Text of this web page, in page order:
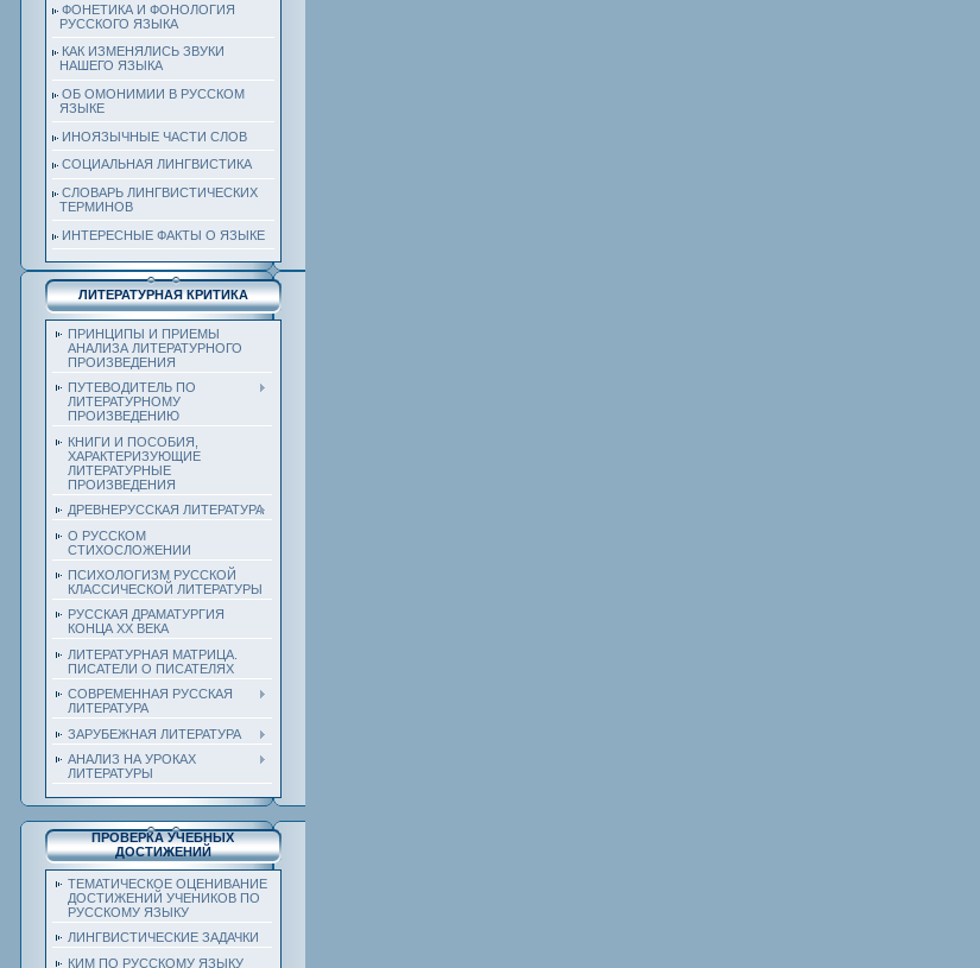
ФОНЕТИКА И ФОНОЛОГИЯ
РУССКОГО ЯЗЫКА
КАК ИЗМЕНЯЛИСЬ ЗВУКИ
НАШЕГО ЯЗЫКА
ОБ ОМОНИМИИ В РУССКОМ
ЯЗЫКЕ
ИНОЯЗЫЧНЫЕ ЧАСТИ СЛОВ
СОЦИАЛЬНАЯ ЛИНГВИСТИКА
СЛОВАРЬ ЛИНГВИСТИЧЕСКИХ
ТЕРМИНОВ
ИНТЕРЕСНЫЕ ФАКТЫ О ЯЗЫКЕ
ЛИТЕРАТУРНАЯ КРИТИКА
ПРИНЦИПЫ И ПРИЕМЫ
АНАЛИЗА ЛИТЕРАТУРНОГО
ПРОИЗВЕДЕНИЯ
ПУТЕВОДИТЕЛЬ ПО
ЛИТЕРАТУРНОМУ
ПРОИЗВЕДЕНИЮ
КНИГИ И ПОСОБИЯ,
ХАРАКТЕРИЗУЮЩИЕ
ЛИТЕРАТУРНЫЕ
ПРОИЗВЕДЕНИЯ
ДРЕВНЕРУССКАЯ ЛИТЕРАТУРА
О РУССКОМ
СТИХОСЛОЖЕНИИ
ПСИХОЛОГИЗМ РУССКОЙ
КЛАССИЧЕСКОЙ ЛИТЕРАТУРЫ
РУССКАЯ ДРАМАТУРГИЯ
КОНЦА ХХ ВЕКА
ЛИТЕРАТУРНАЯ МАТРИЦА.
ПИСАТЕЛИ О ПИСАТЕЛЯХ
СОВРЕМЕННАЯ РУССКАЯ
ЛИТЕРАТУРА
ЗАРУБЕЖНАЯ ЛИТЕРАТУРА
АНАЛИЗ НА УРОКАХ
ЛИТЕРАТУРЫ
ПРОВЕРКА УЧЕБНЫХ
ДОСТИЖЕНИЙ
ТЕМАТИЧЕСКОЕ ОЦЕНИВАНИЕ
ДОСТИЖЕНИЙ УЧЕНИКОВ ПО
РУССКОМУ ЯЗЫКУ
ЛИНГВИСТИЧЕСКИЕ ЗАДАЧКИ
КИМ ПО РУССКОМУ ЯЗЫКУ